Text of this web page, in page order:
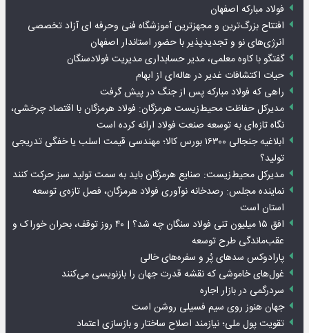
فولاد مبارکه اصفهان
افتتاح بزرگ‌ترین و مجهزترین آموزشگاه فنی وحرفه ای آزاد تخصصی
انرژی‌های نو و تجدیدپذیر با حضور استاندار اصفهان
گفتگو با کاوه معلمی، مدیر حسابداری مدیریت فولادسنگان
حیات اکتشافات غدیر در هاله‌ای از ابهام
راهی که فولاد مبارکه پس از جنگ در پیش گرفت
مدیرکل حفاظت محیط‌زیست هرمزگان: فولاد هرمزگان با اقتصاد چرخشی،
نگاه تازه‌ای به توسعه صنعت فولاد ارائه کرده است
ابلاغیه جنجالی ۱۶۳۰۰ بورس کالا؛ مهندسی قیمت اسلب یا خفگی تدریجی
تولید؟
مدیرکل محیط‌زیست: صنایع هرمزگان باید به سمت تولید سبز حرکت کنند
نماینده مجلس: رصدخانه نوآوری فولاد هرمزگان، فصل تازه‌ی توسعه
استان است
افق ۱۵ میلیون تنی فولاد سنگان چه شد؟ | ۴۰ روز توقف، بحران خوراک و
عقب‌ماندگی طرح توسعه
پارادوکس سدهای پُر و سفره‌های خالی
غول‌های خاموشی که نقشه قدرت جهان را بازنویسی می‌کنند
سردرگمی در بازار اجاره
جهان هنوز روی سیم فسیلی روشن است
تقویت پول ملی؛ نیازمند اصلاح ساختار و بازسازی اعتماد